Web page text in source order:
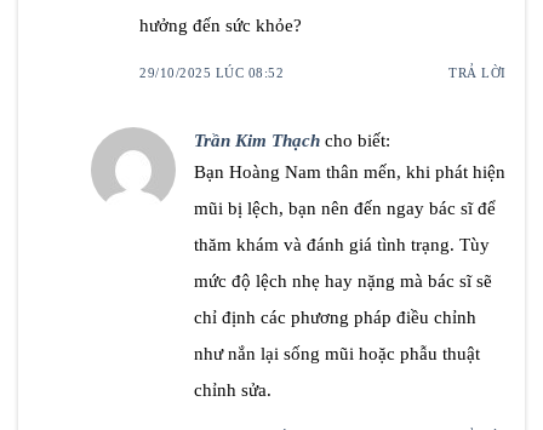
hưởng đến sức khỏe?
29/10/2025 LÚC 08:52 TRẢ LỜI
Trần Kim Thạch cho biết:
Bạn Hoàng Nam thân mến, khi phát hiện
mũi bị lệch, bạn nên đến ngay bác sĩ để
thăm khám và đánh giá tình trạng. Tùy
mức độ lệch nhẹ hay nặng mà bác sĩ sẽ
chỉ định các phương pháp điều chỉnh
như nắn lại sống mũi hoặc phẫu thuật
chỉnh sửa.